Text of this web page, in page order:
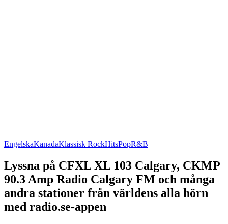
EngelskaKanadaKlassisk RockHitsPopR&B
Lyssna på CFXL XL 103 Calgary, CKMP
90.3 Amp Radio Calgary FM och många
andra stationer från världens alla hörn
med radio.se-appen